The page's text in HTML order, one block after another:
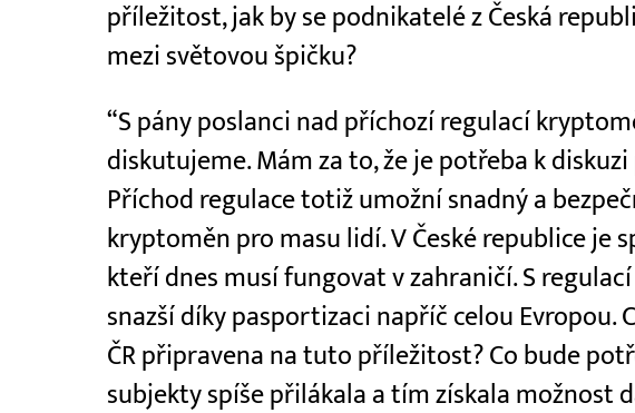
příležitost, jak by se podnikatelé z Česká
mezi světovou špičku?
“S pány poslanci nad příchozí regulací
diskutujeme. Mám za to, že je potřeba k
Příchod regulace totiž umožní snadný a
kryptoměn pro masu lidí. V České republice je
kteří dnes musí fungovat v zahraničí. S
snazší díky pasportizaci napříč celou Evropou.
ČR připravena na tuto příležitost? Co bude
subjekty spíše přilákala a tím získala možnost